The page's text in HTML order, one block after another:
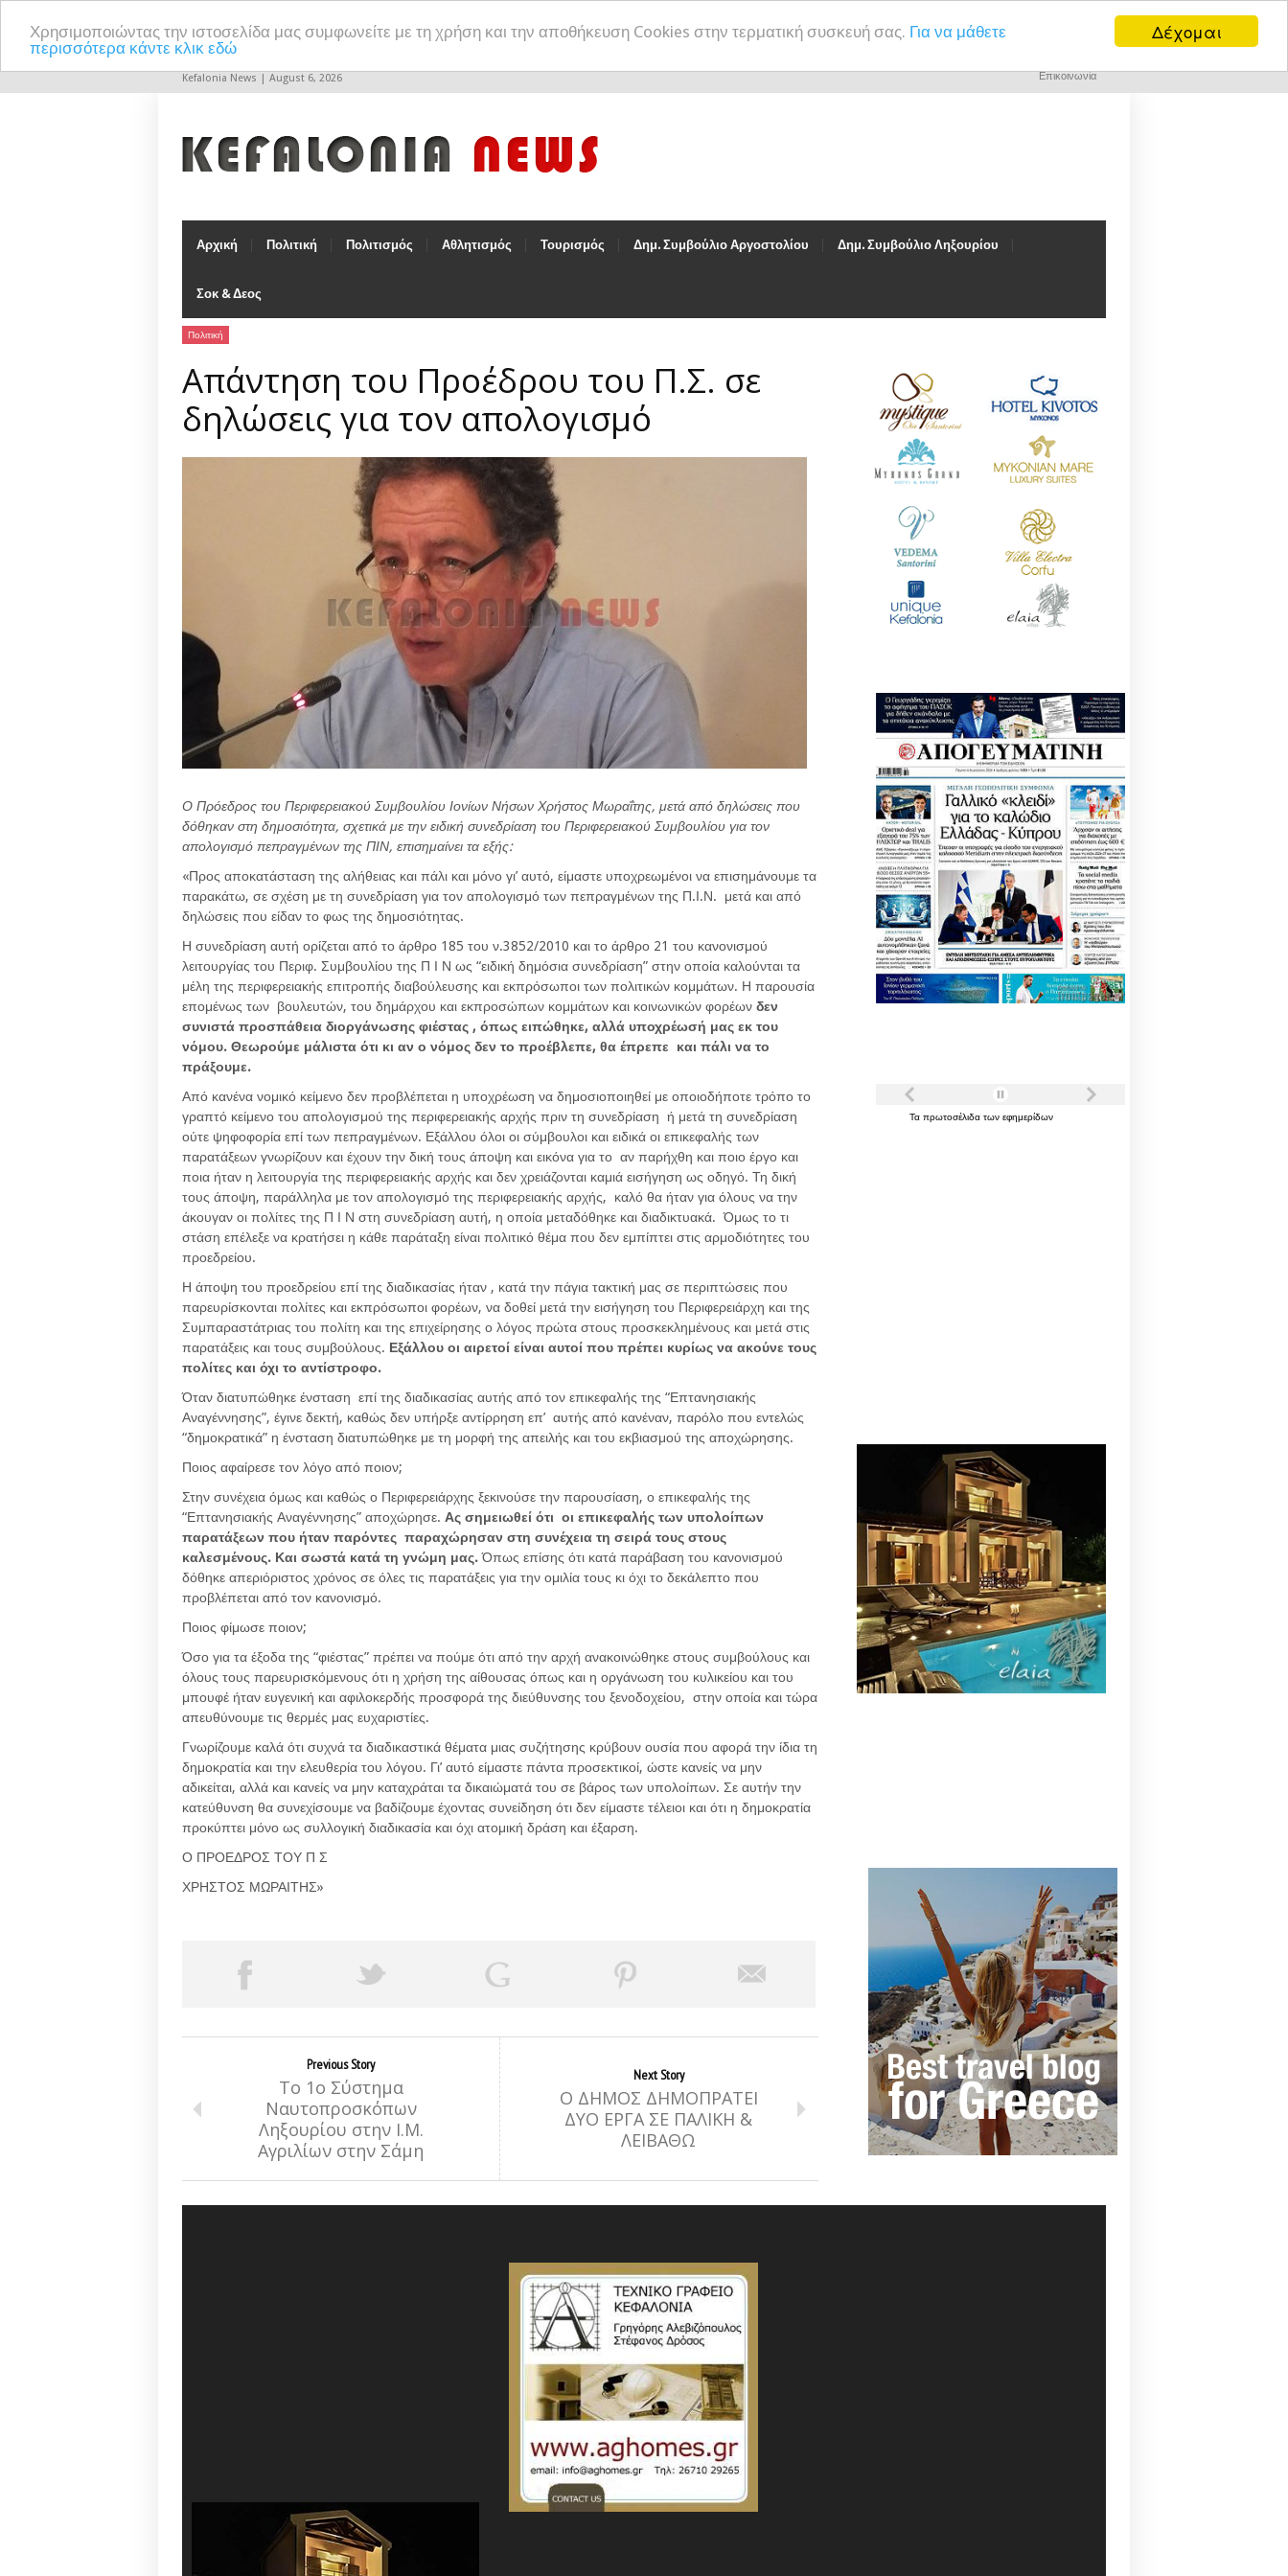
Δέχομαι
Χρησιμοποιώντας την ιστοσελίδα μας συμφωνείτε με τη χρήση και την αποθήκευση Cookies στην τερματική συσκευή σας. Για να μάθετε
περισσότερα κάντε κλικ εδώ
Kefalonia News | August 6, 2026 Επικοινωνία
Αρχική Πολιτική Πολιτισμός Αθλητισμός Τουρισμός Δημ. Συμβούλιο Αργοστολίου Δημ. Συμβούλιο Ληξουρίου
Σοκ & Δεος
Πολιτική
Απάντηση του Προέδρου του Π.Σ. σε
δηλώσεις για τον απολογισμό
Ο Πρόεδρος του Περιφερειακού Συμβουλίου Ιονίων Νήσων Χρήστος Μωραΐτης, μετά από δηλώσεις που
δόθηκαν στη δημοσιότητα, σχετικά με την ειδική συνεδρίαση του Περιφερειακού Συμβουλίου για τον
απολογισμό πεπραγμένων της ΠΙΝ, επισημαίνει τα εξής:
«Προς αποκατάσταση της αλήθειας και πάλι και μόνο γι’ αυτό, είμαστε υποχρεωμένοι να επισημάνουμε τα
παρακάτω, σε σχέση με τη συνεδρίαση για τον απολογισμό των πεπραγμένων της Π.Ι.Ν. μετά και από
δηλώσεις που είδαν το φως της δημοσιότητας.
Η συνεδρίαση αυτή ορίζεται από το άρθρο 185 του ν.3852/2010 και το άρθρο 21 του κανονισμού
λειτουργίας του Περιφ. Συμβουλίου της Π Ι Ν ως “ειδική δημόσια συνεδρίαση” στην οποία καλούνται τα
μέλη της περιφερειακής επιτροπής διαβούλευσης και εκπρόσωποι των πολιτικών κομμάτων. Η παρουσία
επομένως των βουλευτών, του δημάρχου και εκπροσώπων κομμάτων και κοινωνικών φορέων δεν
συνιστά προσπάθεια διοργάνωσης φιέστας , όπως ειπώθηκε, αλλά υποχρέωσή μας εκ του
νόμου. Θεωρούμε μάλιστα ότι κι αν ο νόμος δεν το προέβλεπε, θα έπρεπε και πάλι να το
πράξουμε.
Από κανένα νομικό κείμενο δεν προβλέπεται η υποχρέωση να δημοσιοποιηθεί με οποιοδήποτε τρόπο το
γραπτό κείμενο του απολογισμού της περιφερειακής αρχής πριν τη συνεδρίαση ή μετά τη συνεδρίαση
ούτε ψηφοφορία επί των πεπραγμένων. Εξάλλου όλοι οι σύμβουλοι και ειδικά οι επικεφαλής των
παρατάξεων γνωρίζουν και έχουν την δική τους άποψη και εικόνα για το αν παρήχθη και ποιο έργο και
ποια ήταν η λειτουργία της περιφερειακής αρχής και δεν χρειάζονται καμιά εισήγηση ως οδηγό. Τη δική
τους άποψη, παράλληλα με τον απολογισμό της περιφερειακής αρχής, καλό θα ήταν για όλους να την
άκουγαν οι πολίτες της Π Ι Ν στη συνεδρίαση αυτή, η οποία μεταδόθηκε και διαδικτυακά. Όμως το τι
στάση επέλεξε να κρατήσει η κάθε παράταξη είναι πολιτικό θέμα που δεν εμπίπτει στις αρμοδιότητες του
προεδρείου.
Η άποψη του προεδρείου επί της διαδικασίας ήταν , κατά την πάγια τακτική μας σε περιπτώσεις που
παρευρίσκονται πολίτες και εκπρόσωποι φορέων, να δοθεί μετά την εισήγηση του Περιφερειάρχη και της
Συμπαραστάτριας του πολίτη και της επιχείρησης ο λόγος πρώτα στους προσκεκλημένους και μετά στις
παρατάξεις και τους συμβούλους. Εξάλλου οι αιρετοί είναι αυτοί που πρέπει κυρίως να ακούνε τους
πολίτες και όχι το αντίστροφο.
Όταν διατυπώθηκε ένσταση επί της διαδικασίας αυτής από τον επικεφαλής της “Επτανησιακής
Αναγέννησης”, έγινε δεκτή, καθώς δεν υπήρξε αντίρρηση επ’ αυτής από κανέναν, παρόλο που εντελώς
“δημοκρατικά” η ένσταση διατυπώθηκε με τη μορφή της απειλής και του εκβιασμού της αποχώρησης.
Ποιος αφαίρεσε τον λόγο από ποιον;
Στην συνέχεια όμως και καθώς ο Περιφερειάρχης ξεκινούσε την παρουσίαση, ο επικεφαλής της
“Επτανησιακής Αναγέννησης” αποχώρησε. Ας σημειωθεί ότι οι επικεφαλής των υπολοίπων
παρατάξεων που ήταν παρόντες παραχώρησαν στη συνέχεια τη σειρά τους στους
καλεσμένους. Και σωστά κατά τη γνώμη μας.Όπως επίσης ότι κατά παράβαση του κανονισμού
δόθηκε απεριόριστος χρόνος σε όλες τις παρατάξεις για την ομιλία τους κι όχι το δεκάλεπτο που
προβλέπεται από τον κανονισμό.
Ποιος φίμωσε ποιον;
Όσο για τα έξοδα της “φιέστας” πρέπει να πούμε ότι από την αρχή ανακοινώθηκε στους συμβούλους και
όλους τους παρευρισκόμενους ότι η χρήση της αίθουσας όπως και η οργάνωση του κυλικείου και του
μπουφέ ήταν ευγενική και αφιλοκερδής προσφορά της διεύθυνσης του ξενοδοχείου, στην οποία και τώρα
απευθύνουμε τις θερμές μας ευχαριστίες.
Γνωρίζουμε καλά ότι συχνά τα διαδικαστικά θέματα μιας συζήτησης κρύβουν ουσία που αφορά την ίδια τη
δημοκρατία και την ελευθερία του λόγου. Γι’ αυτό είμαστε πάντα προσεκτικοί, ώστε κανείς να μην
αδικείται, αλλά και κανείς να μην καταχράται τα δικαιώματά του σε βάρος των υπολοίπων. Σε αυτήν την
κατεύθυνση θα συνεχίσουμε να βαδίζουμε έχοντας συνείδηση ότι δεν είμαστε τέλειοι και ότι η δημοκρατία
προκύπτει μόνο ως συλλογική διαδικασία και όχι ατομική δράση και έξαρση.
Ο ΠΡΟΕΔΡΟΣ ΤΟΥ Π Σ
ΧΡΗΣΤΟΣ ΜΩΡΑΙΤΗΣ»
Previous Story
Το 1ο Σύστημα
Ναυτοπροσκόπων
Ληξουρίου στην Ι.Μ.
Αγριλίων στην Σάμη
Next Story
Ο ΔΗΜΟΣ ΔΗΜΟΠΡΑΤΕΙ
ΔΥΟ ΕΡΓΑ ΣΕ ΠΑΛΙΚΗ &
ΛΕΙΒΑΘΩ
Τα πρωτοσέλιδα των εφημερίδων